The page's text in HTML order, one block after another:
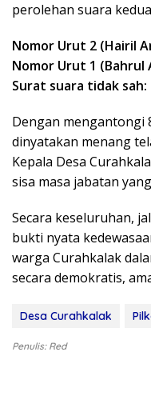
perolehan suara
Nomor Urut 2 (Hairil
Nomor Urut 1 (Bahrul
Surat suara tidak sah:
Dengan mengantongi
dinyatakan menang
Kepala Desa
sisa masa jabatan
Secara keseluruhan,
bukti nyata
warga Curahkalak
secara demokratis,
Desa Curahkalak
Penulis: Red